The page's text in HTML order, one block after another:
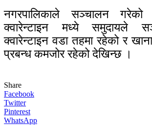
नगरपालिकाले सञ्चालन गरेको
क्वारेन्टाइन मध्ये समुदायले
क्वारेन्टाइन वडा तहमा रहेको र
प्रबन्ध कमजोर रहेको देखिन्छ ।
Share
Facebook
Twitter
Pinterest
WhatsApp